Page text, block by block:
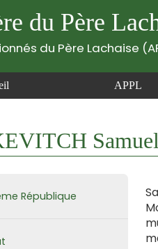
du Père
du Père Lachaise
APPL
République